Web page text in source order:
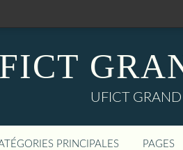
UFICT
PRINCIPALES PAGES